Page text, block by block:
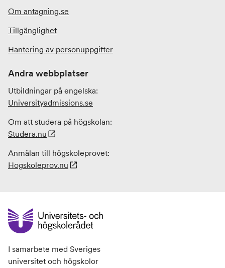
Om antagning.se
Tillgänglighet
Hantering av personuppgifter
Andra webbplatser
Utbildningar på engelska:
Universityadmissions.se
Om att studera på högskolan:
Studera.nu
Anmälan till högskoleprovet:
Hogskoleprov.nu
I samarbete med Sveriges
universitet och högskolor